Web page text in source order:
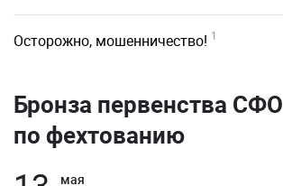
Осторожно, мошенничество! 1
Бронза первенства СФО
по фехтованию
мая